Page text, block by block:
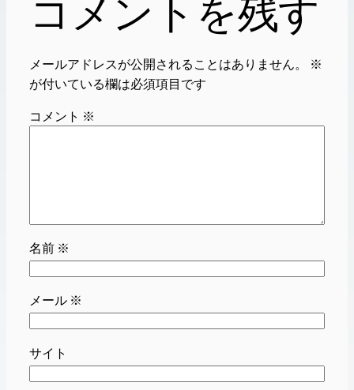
コメントを残す
メールアドレスが公開されることはありません。
※
が付いている欄は必須項目です
コメント ※
名前 ※
メール ※
サイト